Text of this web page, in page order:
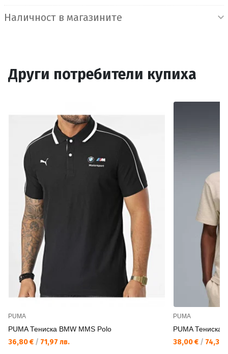
Наличност в магазините
Други потребители купиха
PUMA
PUMA Тениска BMW MMS Polo
36,80 € / 71,97 лв.
PUMA
PUMA Тениска
38,00 € / 74,32